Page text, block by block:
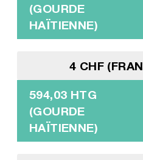
(GOURDE
HAÏTIENNE)
4 CHF
594,03 HTG
(GOURDE
HAÏTIENNE)